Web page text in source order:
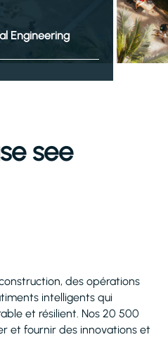
Engineering
see
des opérations
intelligents qui
et résilient. Nos 20 500
et fournir des innovations et